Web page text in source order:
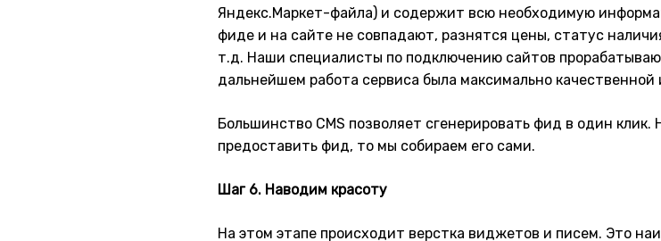
Яндекс.Маркет-файла) и содержит всю необходимую
фиде и на сайте не совпадают, разнятся цены, статус
т.д. Наши специалисты по подключению сайтов
дальнейшем работа сервиса была максимально качественной
Большинство CMS позволяет сгенерировать фид в один
предоставить фид, то мы собираем его сами.
Шаг 6. Наводим красоту
На этом этапе происходит верстка виджетов и писем. Это